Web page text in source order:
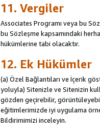
11. Vergiler
Associates Programı veya bu
bu Sözleşme kapsamındaki
hükümlerine tabi olacaktır.
12. Ek Hükümler
(a) Özel Bağlantıları ve İçerik
yoluyla) Sitenizle ve Sitenizin
gözden geçirebilir,
eğitimlerimizde iyi uygulama
Bildirimimizi inceleyin.